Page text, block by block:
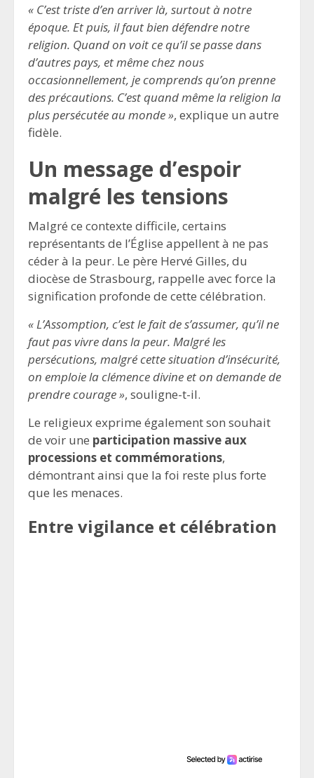
« C’est triste d’en arriver là, surtout à notre
époque. Et puis, il faut bien défendre notre
religion. Quand on voit ce qu’il se passe dans
d’autres pays, et même chez nous
occasionnellement, je comprends qu’on prenne
des précautions. C’est quand même la religion la
plus persécutée au monde », explique un autre
fidèle.
Un message d’espoir
malgré les tensions
Malgré ce contexte difficile, certains
représentants de l’Église appellent à ne pas
céder à la peur. Le père Hervé Gilles, du
diocèse de Strasbourg, rappelle avec force la
signification profonde de cette célébration.
« L’Assomption, c’est le fait de s’assumer, qu’il ne
faut pas vivre dans la peur. Malgré les
persécutions, malgré cette situation d’insécurité,
on emploie la clémence divine et on demande de
prendre courage », souligne-t-il.
Le religieux exprime également son souhait
de voir une participation massive aux
processions et commémorations,
démontrant ainsi que la foi reste plus forte
que les menaces.
Entre vigilance et célébration